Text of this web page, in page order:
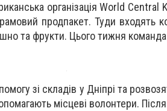
організація World
продпакет. Туди входять
та фрукти. Цього тижня
зі складів у Дніпрі та
місцеві волонтери.